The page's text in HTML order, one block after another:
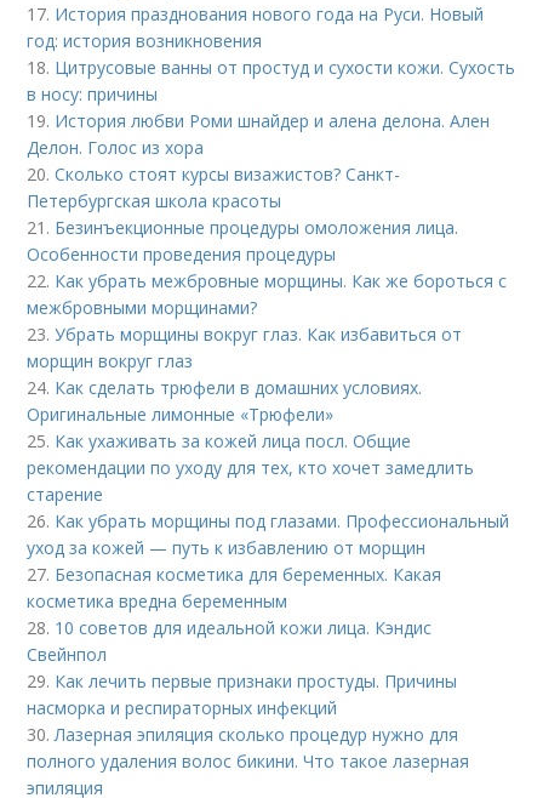
17. История празднования нового года на Руси. Новый
год: история возникновения
18. Цитрусовые ванны от простуд и сухости кожи. Сухость
в носу: причины
19. История любви Роми шнайдер и алена делона. Ален
Делон. Голос из хора
20.Сколько стоят курсы визажистов? Санкт-
Петербургская школа красоты
21. Безинъекционные процедуры омоложения лица.
Особенности проведения процедуры
22. Как убрать межбровные морщины. Как же бороться с
межбровными морщинами?
23.Убрать морщины вокруг глаз. Как избавиться от
морщин вокруг глаз
24. Как сделать трюфели в домашних условиях.
Оригинальные лимонные «Трюфели»
25. Как ухаживать за кожей лица посл. Общие
рекомендации по уходу для тех, кто хочет замедлить
старение
26. Как убрать морщины под глазами. Профессиональный
уход за кожей — путь к избавлению от морщин
27. Безопасная косметика для беременных. Какая
косметика вредна беременным
28. 10 советов для идеальной кожи лица. Кэндис
Свейнпол
29. Как лечить первые признаки простуды. Причины
насморка и респираторных инфекций
30. Лазерная эпиляция сколько процедур нужно для
полного удаления волос бикини. Что такое лазерная
эпиляция